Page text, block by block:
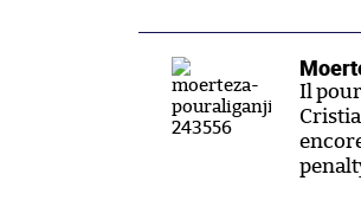
Il